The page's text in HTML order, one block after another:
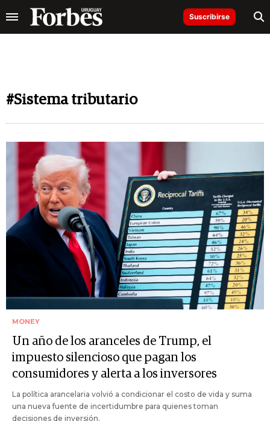
Suscribirse
#Sistema tributario
MONEY
Un año de los aranceles de Trump, el
impuesto silencioso que pagan los
consumidores y alerta a los inversores
La política arancelaria volvió a condicionar el costo de vida y suma
una nueva fuente de incertidumbre para quienes toman
decisiones de inversión.